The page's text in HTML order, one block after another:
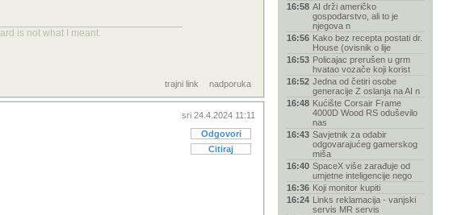
is not what I meant.
trajni link nadporuka
sri 24.4.2024 11:11
Odgovori
Citiraj
16:58 AI drži američko
gospodarstvo, ali to je
njegova n
16:56 Kako bez recepta postati dr.
House (ovisnik o lije
16:53 Policajac prerušen u grm
hvatao vozače koji korist
16:52 Jedna od četiri osobe
generacije Z oslanja na AI n
16:48 Kućište Corsair Frame
4000D Wood RS oduševilo
nas
16:43 Savjetnik za odabir
odgovarajućeg gamerskog
miša
16:40 SpaceX više zarađuje od
umjetne inteligencije nego
16:36 Koji monitor kupiti
16:24 Links reklamacija - vanjski
servis MR servis